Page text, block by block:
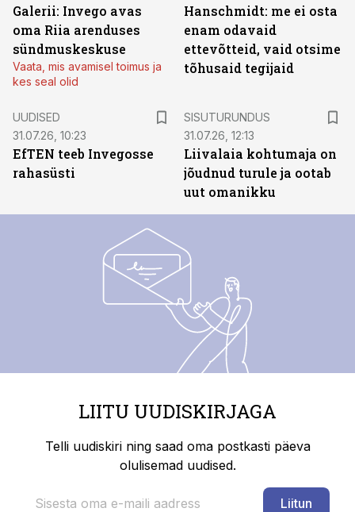
Galerii: Invego avas
oma Riia arenduses
sündmuskeskuse
Vaata, mis avamisel toimus ja
kes seal olid
Hanschmidt: me ei osta
enam odavaid
ettevõtteid, vaid otsime
tõhusaid tegijaid
UUDISED
31.07.26, 10:23
EfTEN teeb Invegosse
rahasüsti
SISUTURUNDUS
31.07.26, 12:13
Liivalaia kohtumaja on
jõudnud turule ja ootab
uut omanikku
LIITU UUDISKIRJAGA
Telli uudiskiri ning saad oma postkasti päeva
olulisemad uudised.
Liitun